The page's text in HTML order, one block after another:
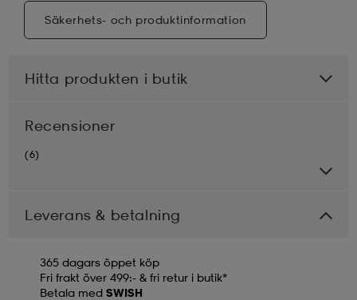
Säkerhets- och produktinformation
Hitta produkten i butik
Recensioner
(6)
Leverans & betalning
365 dagars öppet köp
Fri frakt över 499:- & fri retur i butik*
Betala med SWISH